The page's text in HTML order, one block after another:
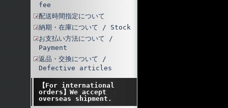
fee
配送時間指定について
納期・在庫について / Stock
お支払い方法について /
Payment
返品・交換について /
Defective articles
【For international
orders】We accept
overseas shipment.